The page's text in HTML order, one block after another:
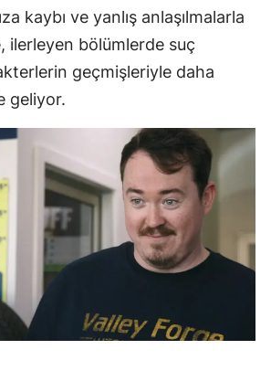
kaybı ve yanlış anlaşılmalarla
ilerleyen bölümlerde suç
geçmişleriyle daha
geliyor.